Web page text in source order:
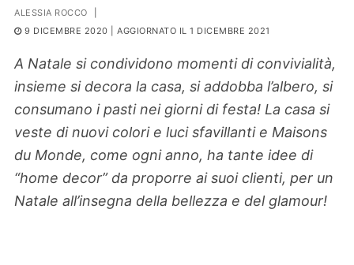
PIANTE
Search for:
ALESSIA ROCCO
9 DICEMBRE 2020 | AGGIORNATO IL 1 DICEMBRE 2021
A Natale si condividono momenti di convivialità,
insieme si decora la casa, si addobba l’albero, si
consumano i pasti nei giorni di festa! La casa si
veste di nuovi colori e luci sfavillanti e Maisons
du Monde, come ogni anno, ha tante idee di
“home decor” da proporre ai suoi clienti, per un
Natale all’insegna della bellezza e del glamour!